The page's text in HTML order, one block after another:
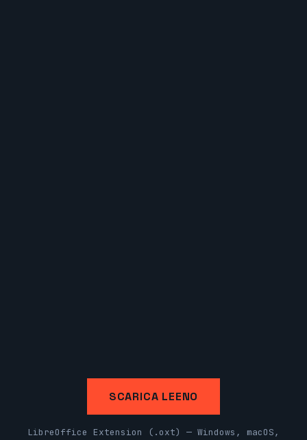
SCARICA LEENO
LibreOffice Extension (.oxt) — Windows, macOS,